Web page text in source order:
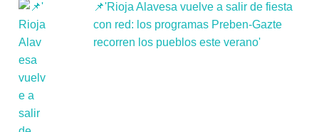
📌'Rioja Alavesa vuelve a salir de fiesta
con red: los programas Preben-Gazte
recorren los pueblos este verano'